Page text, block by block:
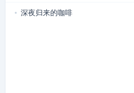
深夜归来的咖啡